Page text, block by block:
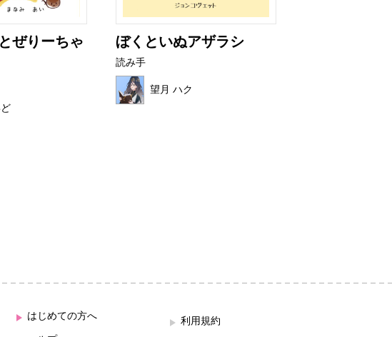
ぜりーちゃ
ぼくといぬアザラシ
読み手
望月 ハク
はじめての方へ 利用規約